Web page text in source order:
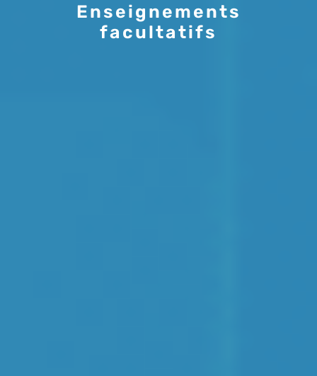
Enseignements
facultatifs